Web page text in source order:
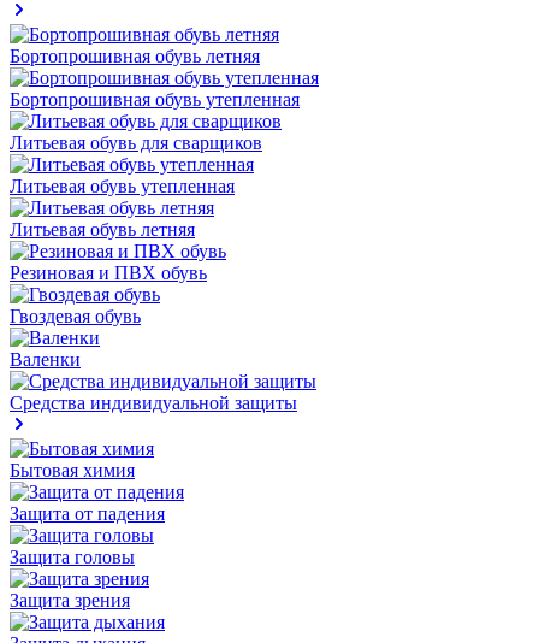
Бортопрошивная обувь летняя
Бортопрошивная обувь утепленная
Литьевая обувь для сварщиков
Литьевая обувь утепленная
Литьевая обувь летняя
Резиновая и ПВХ обувь
Гвоздевая обувь
Валенки
Средства индивидуальной защиты
Бытовая химия
Защита от падения
Защита головы
Защита зрения